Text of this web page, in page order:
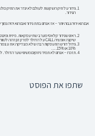
גידור על תיק השקעות לעולם לא יגדר את התיק
הגידור.
אם הוא יהיה גבוה יותר – אז אנחנו בתת גידור ואם הוא יהיה
ראינו שגידור קלאסי מערב שתי עסקאות. פיזית
שיקנה אופציה CALL על הדולר לפרק זנן זהה לטווח ההשקעה. אבל זו לא פעולת גידור.
גידול דורש התעסקות רבה שלא מצדיקה את עצמה
10% או 15%….
תזכרו – אנחנו לא תמיד ניזוקים משינוי שער
שתפו את הפוסט